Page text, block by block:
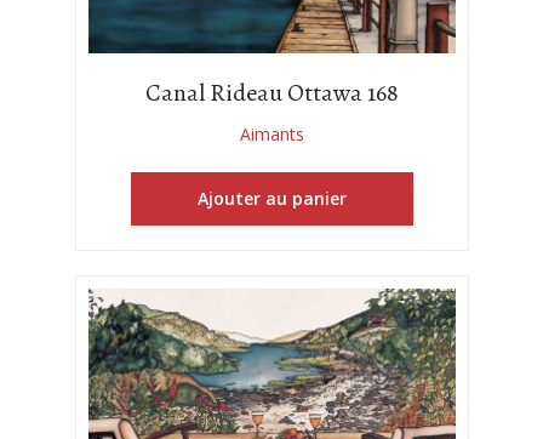
Canal Rideau Ottawa 168
Aimants
Ajouter au panier